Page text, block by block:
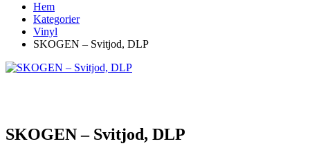
Hem
Kategorier
Vinyl
SKOGEN – Svitjod, DLP
SKOGEN – Svitjod, DLP